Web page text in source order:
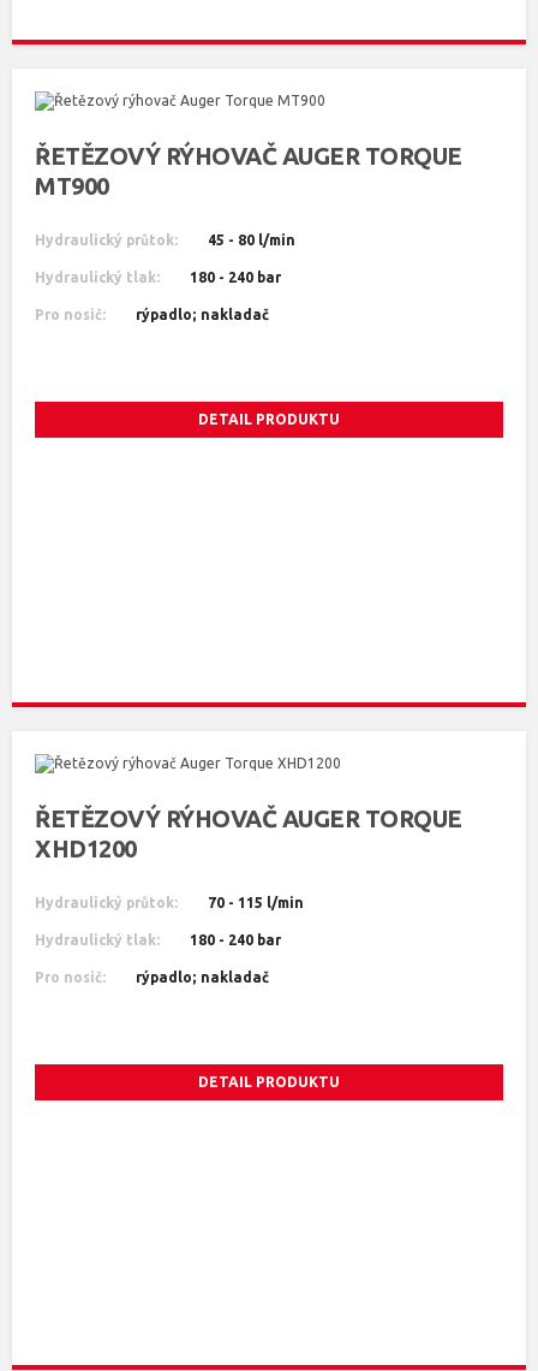
ŘETĚZOVÝ RÝHOVAČ AUGER TORQUE
MT900
Hydraulický průtok: 45 - 80 l/min
Hydraulický tlak: 180 - 240 bar
Pro nosič: rýpadlo; nakladač
DETAIL PRODUKTU
ŘETĚZOVÝ RÝHOVAČ AUGER TORQUE
XHD1200
Hydraulický průtok: 70 - 115 l/min
Hydraulický tlak: 180 - 240 bar
Pro nosič: rýpadlo; nakladač
DETAIL PRODUKTU